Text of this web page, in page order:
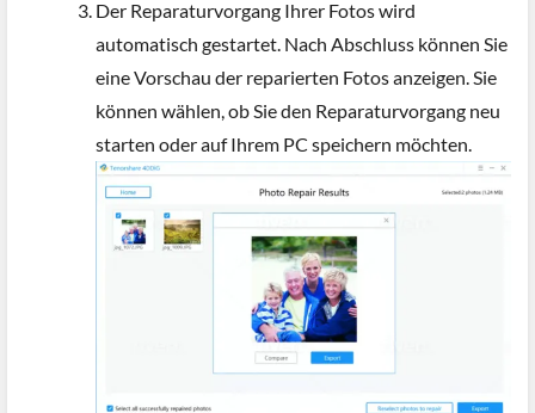
Der Reparaturvorgang Ihrer Fotos wird
automatisch gestartet. Nach Abschluss können Sie
eine Vorschau der reparierten Fotos anzeigen. Sie
können wählen, ob Sie den Reparaturvorgang neu
starten oder auf Ihrem PC speichern möchten.